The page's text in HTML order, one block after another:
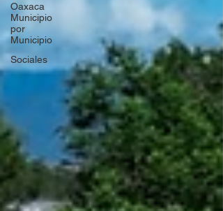
Oaxaca
Municipio
por
Municipio
Sociales